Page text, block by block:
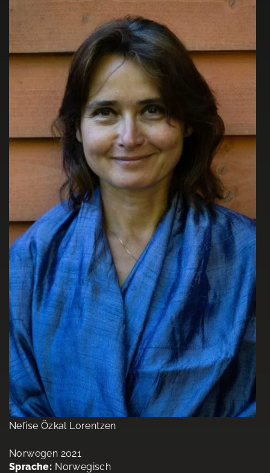
Nefise Özkal Lorentzen
Norwegen 2021
Sprache: Norwegisch